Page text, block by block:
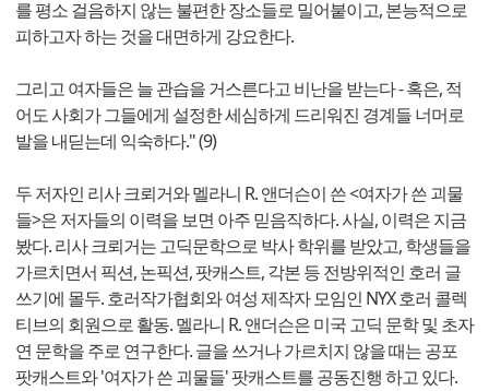
를 평소 걸음하지 않는 불편한 장소들로 밀어붙이고, 본능적으로
피하고자 하는 것을 대면하게 강요한다.
그리고 여자들은 늘 관습을 거스른다고 비난을 받는다 - 혹은, 적
어도 사회가 그들에게 설정한 세심하게 드리워진 경계들 너머로
발을 내딛는데 익숙하다." (9)
두 저자인 리사 크뢰거와 멜라니 R. 앤더슨이 쓴 <여자가 쓴 괴물
들>은 저자들의 이력을 보면 아주 믿음직하다. 사실, 이력은 지금
봤다. 리사 크뢰거는 고딕문학으로 박사 학위를 받았고, 학생들을
가르치면서 픽션, 논픽션, 팟캐스트, 각본 등 전방위적인 호러 글
쓰기에 몰두. 호러작가협회와 여성 제작자 모임인 NYX 호러 콜렉
티브의 회원으로 활동. 멜라니 R. 앤더슨은 미국 고딕 문학 및 초자
연 문학을 주로 연구한다. 글을 쓰거나 가르치지 않을 때는 공포
팟캐스트와 '여자가 쓴 괴물들' 팟캐스트를 공동진행 하고 있다.